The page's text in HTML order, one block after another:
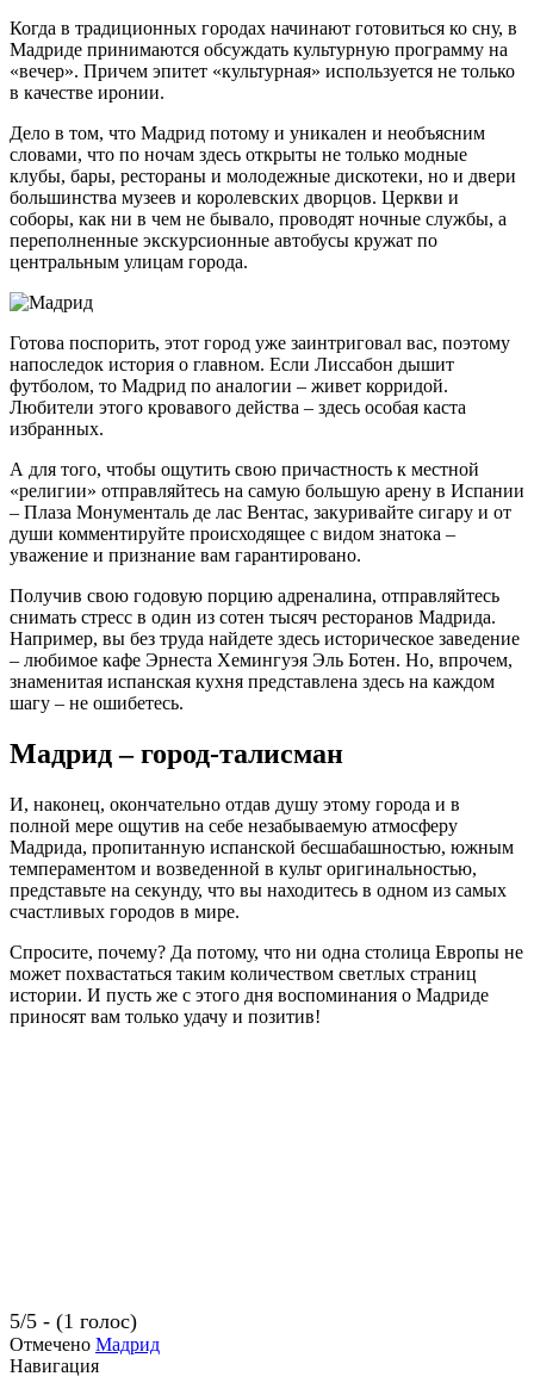
Когда в традиционных городах начинают готовиться ко сну, в
Мадриде принимаются обсуждать культурную программу на
«вечер». Причем эпитет «культурная» используется не только
в качестве иронии.
Дело в том, что Мадрид потому и уникален и необъясним
словами, что по ночам здесь открыты не только модные
клубы, бары, рестораны и молодежные дискотеки, но и двери
большинства музеев и королевских дворцов. Церкви и
соборы, как ни в чем не бывало, проводят ночные службы, а
переполненные экскурсионные автобусы кружат по
центральным улицам города.
Готова поспорить, этот город уже заинтриговал вас, поэтому
напоследок история о главном. Если Лиссабон дышит
футболом, то Мадрид по аналогии – живет корридой.
Любители этого кровавого действа – здесь особая каста
избранных.
А для того, чтобы ощутить свою причастность к местной
«религии» отправляйтесь на самую большую арену в Испании
– Плаза Монументаль де лас Вентас, закуривайте сигару и от
души комментируйте происходящее с видом знатока –
уважение и признание вам гарантировано.
Получив свою годовую порцию адреналина, отправляйтесь
снимать стресс в один из сотен тысяч ресторанов Мадрида.
Например, вы без труда найдете здесь историческое заведение
– любимое кафе Эрнеста Хемингуэя Эль Ботен. Но, впрочем,
знаменитая испанская кухня представлена здесь на каждом
шагу – не ошибетесь.
Мадрид – город-талисман
И, наконец, окончательно отдав душу этому города и в
полной мере ощутив на себе незабываемую атмосферу
Мадрида, пропитанную испанской бесшабашностью, южным
темпераментом и возведенной в культ оригинальностью,
представьте на секунду, что вы находитесь в одном из самых
счастливых городов в мире.
Спросите, почему? Да потому, что ни одна столица Европы не
может похвастаться таким количеством светлых страниц
истории. И пусть же с этого дня воспоминания о Мадриде
приносят вам только удачу и позитив!
5/5 - (1 голос)
Отмечено Мадрид
Навигация